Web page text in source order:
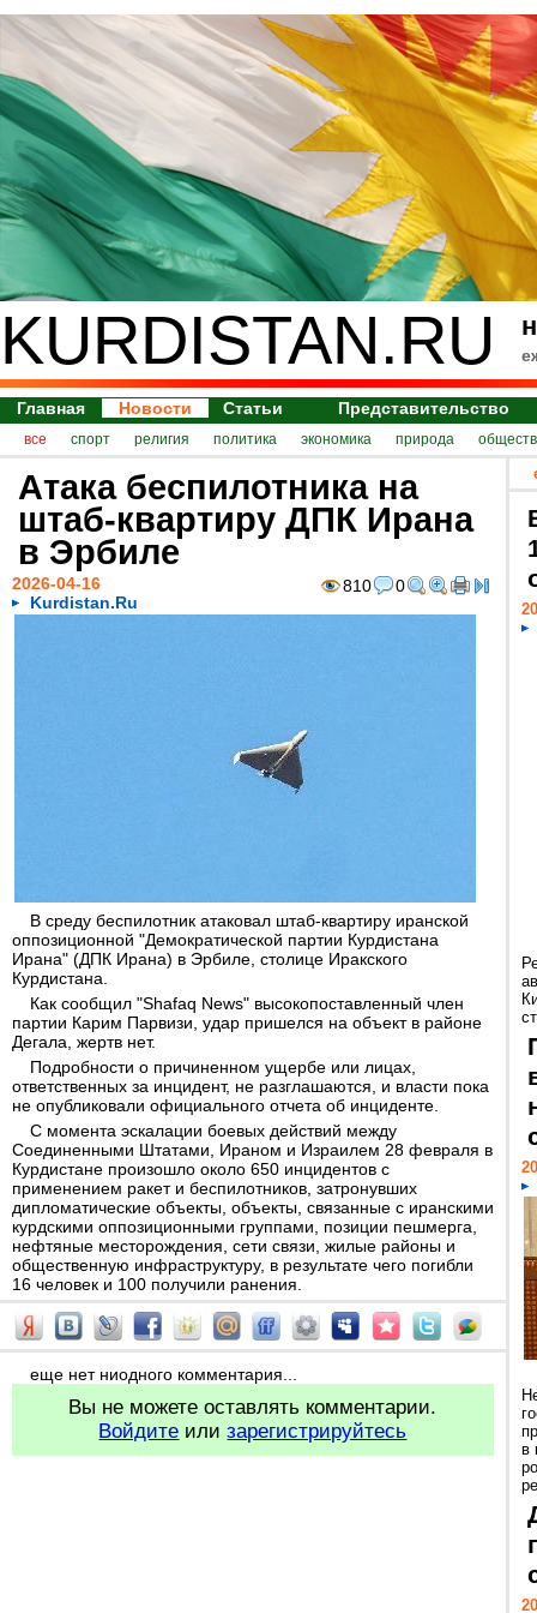
KURDISTAN.RU
Главная Новости Статьи Представительство
все спорт религия политика экономика природа
Атака беспилотника на
штаб-квартиру ДПК Ирана
в Эрбиле
810 0
2026-04-16
Kurdistan.Ru
В среду беспилотник атаковал штаб-квартиру иранской
оппозиционной "Демократической партии Курдистана
Ирана" (ДПК Ирана) в Эрбиле, столице Иракского
Курдистана.
Как сообщил "Shafaq News" высокопоставленный член
партии Карим Парвизи, удар пришелся на объект в районе
Дегала, жертв нет.
Подробности о причиненном ущербе или лицах,
ответственных за инцидент, не разглашаются, и власти пока
не опубликовали официального отчета об инциденте.
С момента эскалации боевых действий между
Соединенными Штатами, Ираном и Израилем 28 февраля в
Курдистане произошло около 650 инцидентов с
применением ракет и беспилотников, затронувших
дипломатические объекты, объекты, связанные с иранскими
курдскими оппозиционными группами, позиции пешмерга,
нефтяные месторождения, сети связи, жилые районы и
общественную инфраструктуру, в результате чего погибли
16 человек и 100 получили ранения.
еще нет ниодного комментария...
Вы не можете оставлять комментарии.
Войдите илизарегистрируйтесь
в